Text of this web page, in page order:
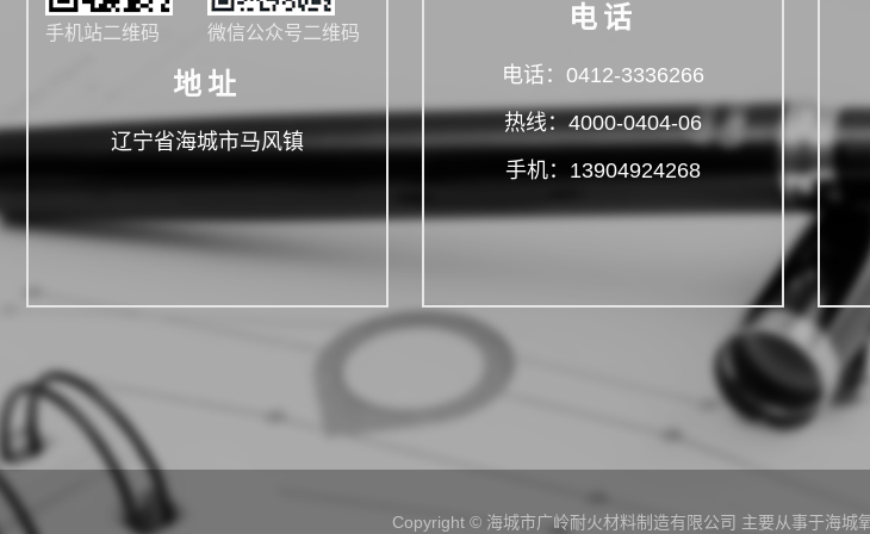
手机站二维码 微信公众号二维码
地址
辽宁省海城市马风镇
电话
电话：0412-3336266
热线：4000-0404-06
手机：13904924268
Copyright © 海城市广岭耐火材料制造有限公司 主要从事于海城